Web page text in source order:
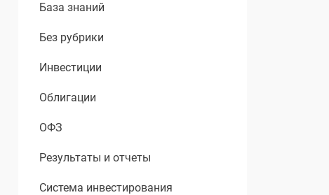
База знаний
Без рубрики
Инвестиции
Облигации
ОФЗ
Результаты и отчеты
Система инвестирования